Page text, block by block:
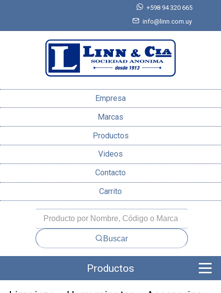
+598 94 320 665
info@linn.com.uy
Empresa
Marcas
Productos
Videos
Contacto
Carrito
Buscar
Productos